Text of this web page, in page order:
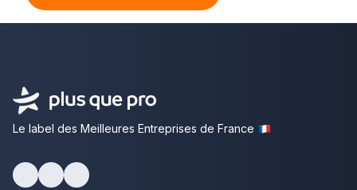
Le label des Meilleures Entreprises de France